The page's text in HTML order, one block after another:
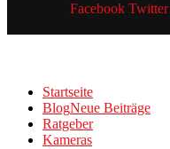
Facebook Twitter
Startseite
BlogNeue Beiträge
Ratgeber
Kameras